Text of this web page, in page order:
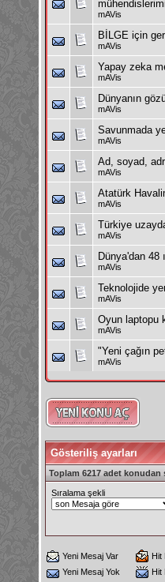
mühendislerimi
mAVis
BİLGE için
mAVis
Yapay zeka
mAVis
Dünyanın
mAVis
Savunmada
mAVis
Ad, soyad,
mAVis
Atatürk
mAVis
Türkiye
mAVis
Dünya'dan 48
mAVis
Teknolojide
mAVis
Oyun laptopu
mAVis
"Yeni çağın
mAVis
Gösteriliş ayarları
Toplam 6217 adet
Sıralama şekli
Yeni Mesaj Var
Hit
Yeni Mesaj Yok
Hit